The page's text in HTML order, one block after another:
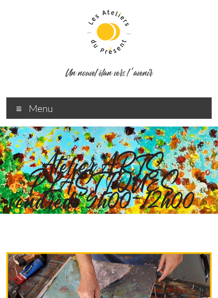
Un nouvel élan vers l ’avenir
Menu
Atelier ARTS
PLASTIQUES
vendredi 9h00-12h00